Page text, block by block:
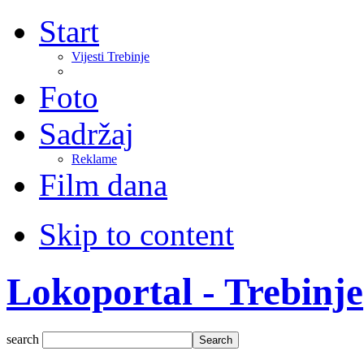
Start
Vijesti Trebinje
Foto
Sadržaj
Reklame
Film dana
Skip to content
Lokoportal - Trebinje
search